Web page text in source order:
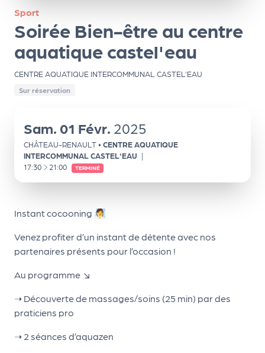
Sport
Soirée Bien-être au centre
aquatique castel'eau
CENTRE AQUATIQUE INTERCOMMUNAL CASTEL'EAU
Sur réservation
Sam. 01 Févr. 2025
CHÂTEAU-RENAULT • CENTRE AQUATIQUE
INTERCOMMUNAL CASTEL'EAU |
17:30 À
21:00 TERMINÉ
Instant cocooning 🧖‍♀️
Venez profiter d’un instant de détente avec nos
partenaires présents pour l’occasion !
Au programme ↘
➝ Découverte de massages/soins (25 min) par des
praticiens pro
➝ 2 séances d’aquazen
ns
PR
O
G!
PR
G!
Le
Ma
g
Sui
vr
e
le
PR
O